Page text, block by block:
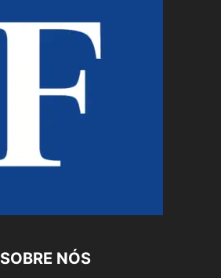
SOBRE NÓS